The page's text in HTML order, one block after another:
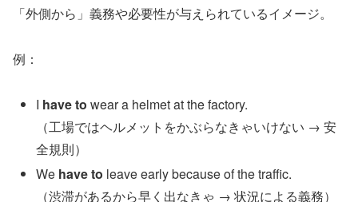
「外側から」義務や必要性が与えられているイメージ。
例：
I have to wear a helmet at the factory.
（工場ではヘルメットをかぶらなきゃいけない → 安
全規則）
We have to leave early because of the traffic.
（渋滞があるから早く出なきゃ → 状況による義務）